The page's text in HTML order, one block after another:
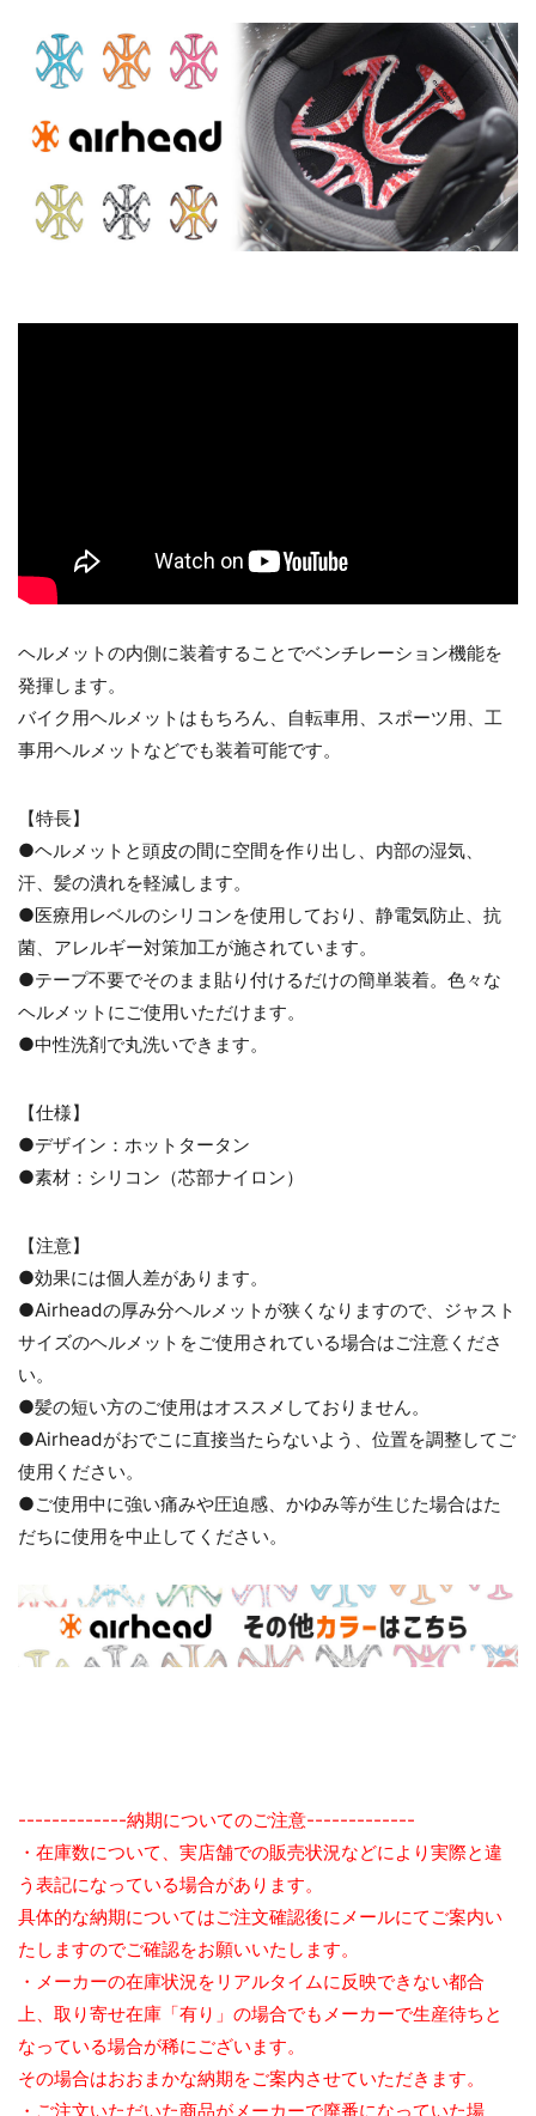
ヘルメットの内側に装着することでベンチレーション機能を
発揮します。
バイク用ヘルメットはもちろん、自転車用、スポーツ用、工
事用ヘルメットなどでも装着可能です。
【特長】
●ヘルメットと頭皮の間に空間を作り出し、内部の湿気、
汗、髪の潰れを軽減します。
●医療用レベルのシリコンを使用しており、静電気防止、抗
菌、アレルギー対策加工が施されています。
●テープ不要でそのまま貼り付けるだけの簡単装着。色々な
ヘルメットにご使用いただけます。
●中性洗剤で丸洗いできます。
【仕様】
●デザイン：ホットタータン
●素材：シリコン（芯部ナイロン）
【注意】
●効果には個人差があります。
●Airheadの厚み分ヘルメットが狭くなりますので、ジャスト
サイズのヘルメットをご使用されている場合はご注意くださ
い。
●髪の短い方のご使用はオススメしておりません。
●Airheadがおでこに直接当たらないよう、位置を調整してご
使用ください。
●ご使用中に強い痛みや圧迫感、かゆみ等が生じた場合はた
だちに使用を中止してください。
-------------納期についてのご注意-------------
・在庫数について、実店舗での販売状況などにより実際と違
う表記になっている場合があります。
具体的な納期についてはご注文確認後にメールにてご案内い
たしますのでご確認をお願いいたします。
・メーカーの在庫状況をリアルタイムに反映できない都合
上、取り寄せ在庫「有り」の場合でもメーカーで生産待ちと
なっている場合が稀にございます。
その場合はおおまかな納期をご案内させていただきます。
・ご注文いただいた商品がメーカーで廃番になっていた場